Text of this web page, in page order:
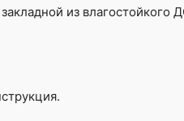
из влагостойкого